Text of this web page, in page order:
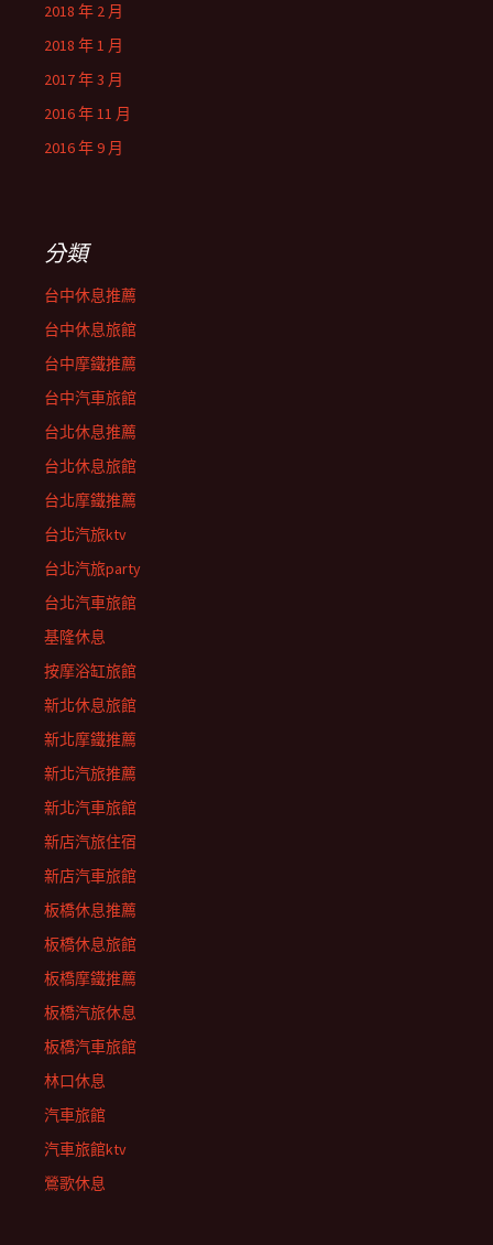
2018 年 2 月
2018 年 1 月
2017 年 3 月
2016 年 11 月
2016 年 9 月
分類
台中休息推薦
台中休息旅館
台中摩鐵推薦
台中汽車旅館
台北休息推薦
台北休息旅館
台北摩鐵推薦
台北汽旅ktv
台北汽旅party
台北汽車旅館
基隆休息
按摩浴缸旅館
新北休息旅館
新北摩鐵推薦
新北汽旅推薦
新北汽車旅館
新店汽旅住宿
新店汽車旅館
板橋休息推薦
板橋休息旅館
板橋摩鐵推薦
板橋汽旅休息
板橋汽車旅館
林口休息
汽車旅館
汽車旅館ktv
鶯歌休息